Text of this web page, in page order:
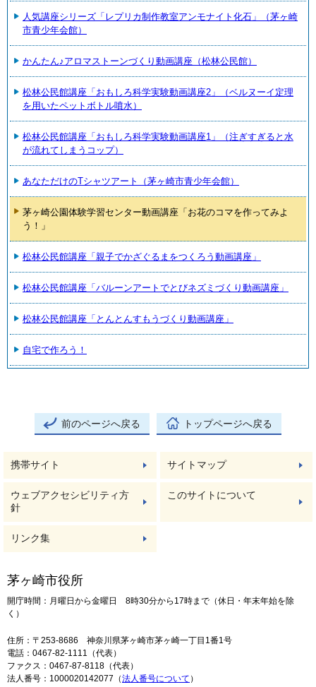
人気講座シリーズ「レプリカ制作教室アンモナイト化石」（茅ヶ崎
市青少年会館）
かんたん♪アロマストーンづくり動画講座（松林公民館）
松林公民館講座「おもしろ科学実験動画講座2」（ベルヌーイ定理
を用いたペットボトル噴水）
松林公民館講座「おもしろ科学実験動画講座1」（注ぎすぎると水
が流れてしまうコップ）
あなただけのTシャツアート（茅ヶ崎市青少年会館）
茅ヶ崎公園体験学習センター動画講座「お花のコマを作ってみよ
う！」
松林公民館講座「親子でかざぐるまをつくろう動画講座」
松林公民館講座「バルーンアートでとびネズミづくり動画講座」
松林公民館講座「とんとんすもうづくり動画講座」
自宅で作ろう！
前のページへ戻る トップページへ戻る
携帯サイト サイトマップ
ウェブアクセシビリティ方
針
このサイトについて
リンク集
茅ヶ崎市役所
開庁時間：月曜日から金曜日 8時30分から17時まで（休日・年末年始を除
く）
住所：〒253-8686 神奈川県茅ヶ崎市茅ヶ崎一丁目1番1号
電話：0467-82-1111（代表）
ファクス：0467-87-8118（代表）
法人番号：1000020142077（法人番号について ）